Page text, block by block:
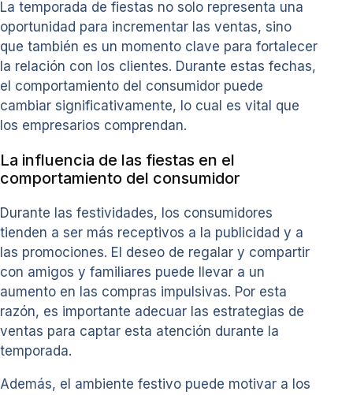
La temporada de fiestas no solo representa una
oportunidad para incrementar las ventas, sino
que también es un momento clave para fortalecer
la relación con los clientes. Durante estas fechas,
el comportamiento del consumidor puede
cambiar significativamente, lo cual es vital que
los empresarios comprendan.
La influencia de las fiestas en el
comportamiento del consumidor
Durante las festividades, los consumidores
tienden a ser más receptivos a la publicidad y a
las promociones. El deseo de regalar y compartir
con amigos y familiares puede llevar a un
aumento en las compras impulsivas. Por esta
razón, es importante adecuar las estrategias de
ventas para captar esta atención durante la
temporada.
Además, el ambiente festivo puede motivar a los